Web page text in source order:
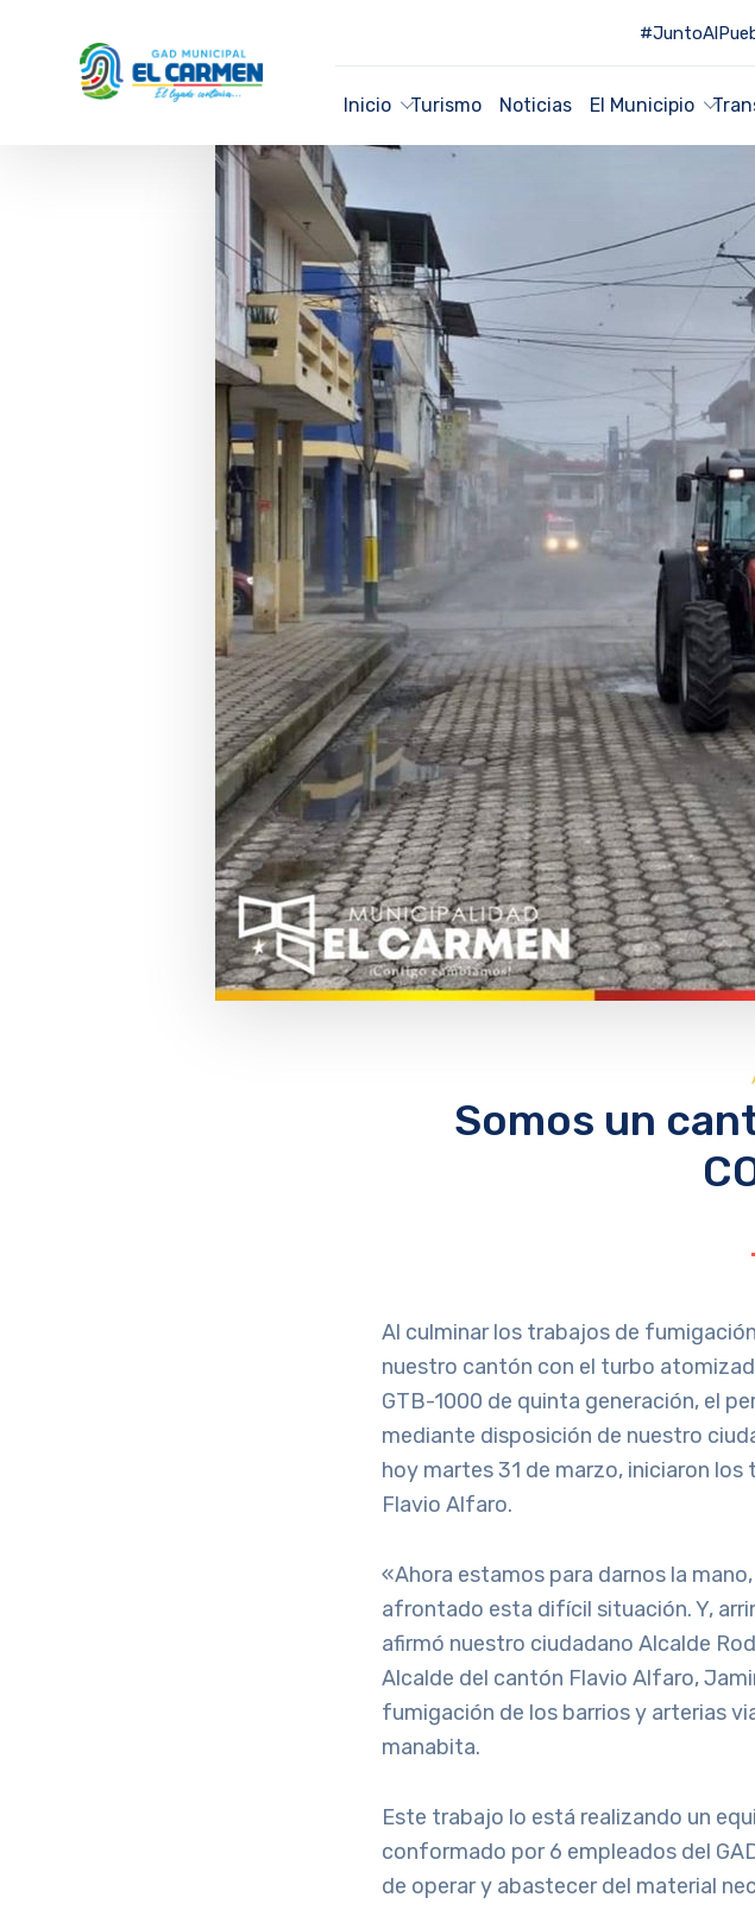
Inicio Turismo Noticias El Municipio
Somos un
Al culminar los trabajos de
nuestro cantón con el turbo
GTB-1000 de quinta generación, el
mediante disposición de nuestro
hoy martes 31 de marzo, iniciaron
Flavio Alfaro.
«Ahora estamos para darnos la
afrontado esta difícil situación. Y,
afirmó nuestro ciudadano Alcalde
Alcalde del cantón Flavio Alfaro,
fumigación de los barrios y arterias
manabita.
Este trabajo lo está realizando un
conformado por 6 empleados del
de operar y abastecer del material